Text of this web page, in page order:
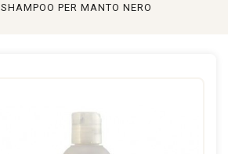
SHAMPOO PER MANTO NERO